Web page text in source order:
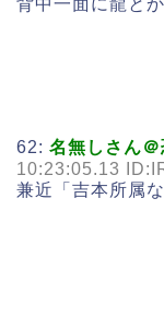
背中一面に龍と
62: 名無しさん
10:23:05.13
兼近「吉本所属